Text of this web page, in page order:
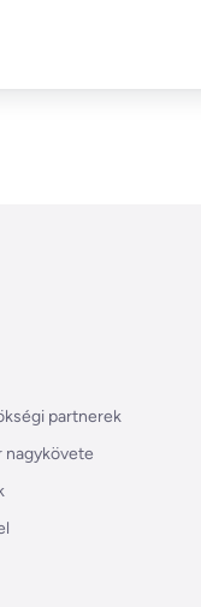
partnerek
nagykövete